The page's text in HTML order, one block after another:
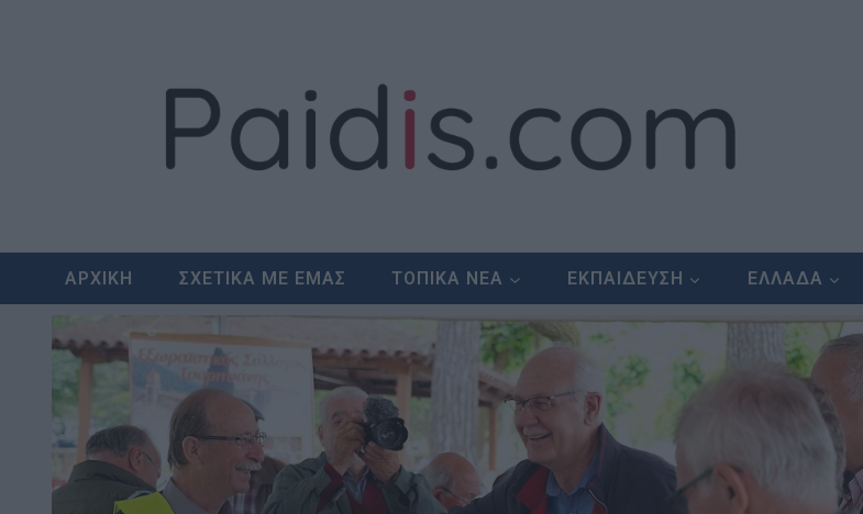
ΑΡΧΙΚΗ ΣΧΕΤΙΚΑ ΜΕ ΕΜΑΣ ΤΟΠΙΚΑ ΝΕΑ ΕΚΠΑΙΔΕΥΣΗ ΕΛΛΑΔΑ